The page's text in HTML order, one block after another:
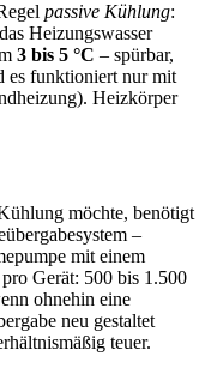
passive Kühlung:
Heizungswasser
3 bis 5 °C – spürbar,
es funktioniert nur mit
Heizkörper
möchte, benötigt
–
mit einem
Gerät: 500 bis 1.500
ohnehin eine
neu gestaltet
teuer.